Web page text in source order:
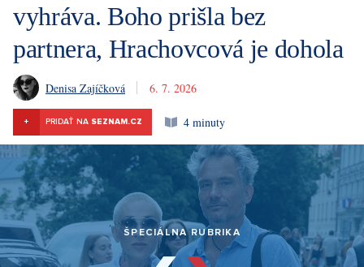
vyhráva. Boho prišla bez
partnera, Hrachovcová je dohola
Denisa Zajíčková 6. 7. 2026
+ PRIDAŤ NA SEZNAM.CZ 4 minuty
ŠPECIÁLNA RUBRIKA